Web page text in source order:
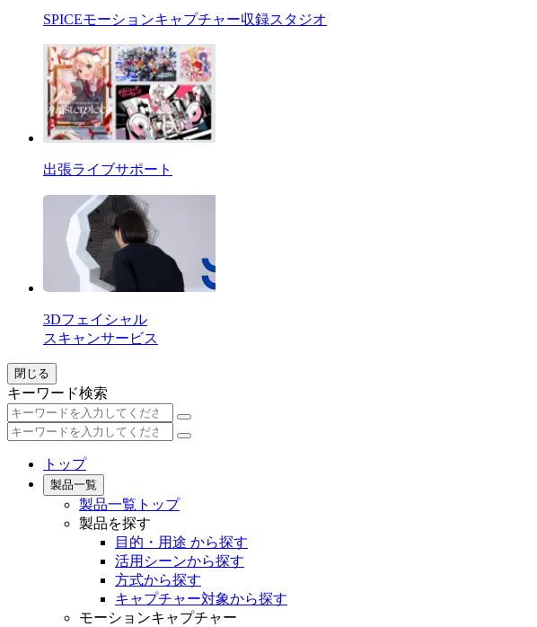
SPICEモーションキャプチャー収録スタジオ
出張ライブサポート
3Dフェイシャル
スキャンサービス
閉じる
キーワード検索
トップ
製品一覧
製品一覧トップ
製品を探す
目的・用途 から探す
活用シーンから探す
方式から探す
キャプチャー対象から探す
モーションキャプチャー